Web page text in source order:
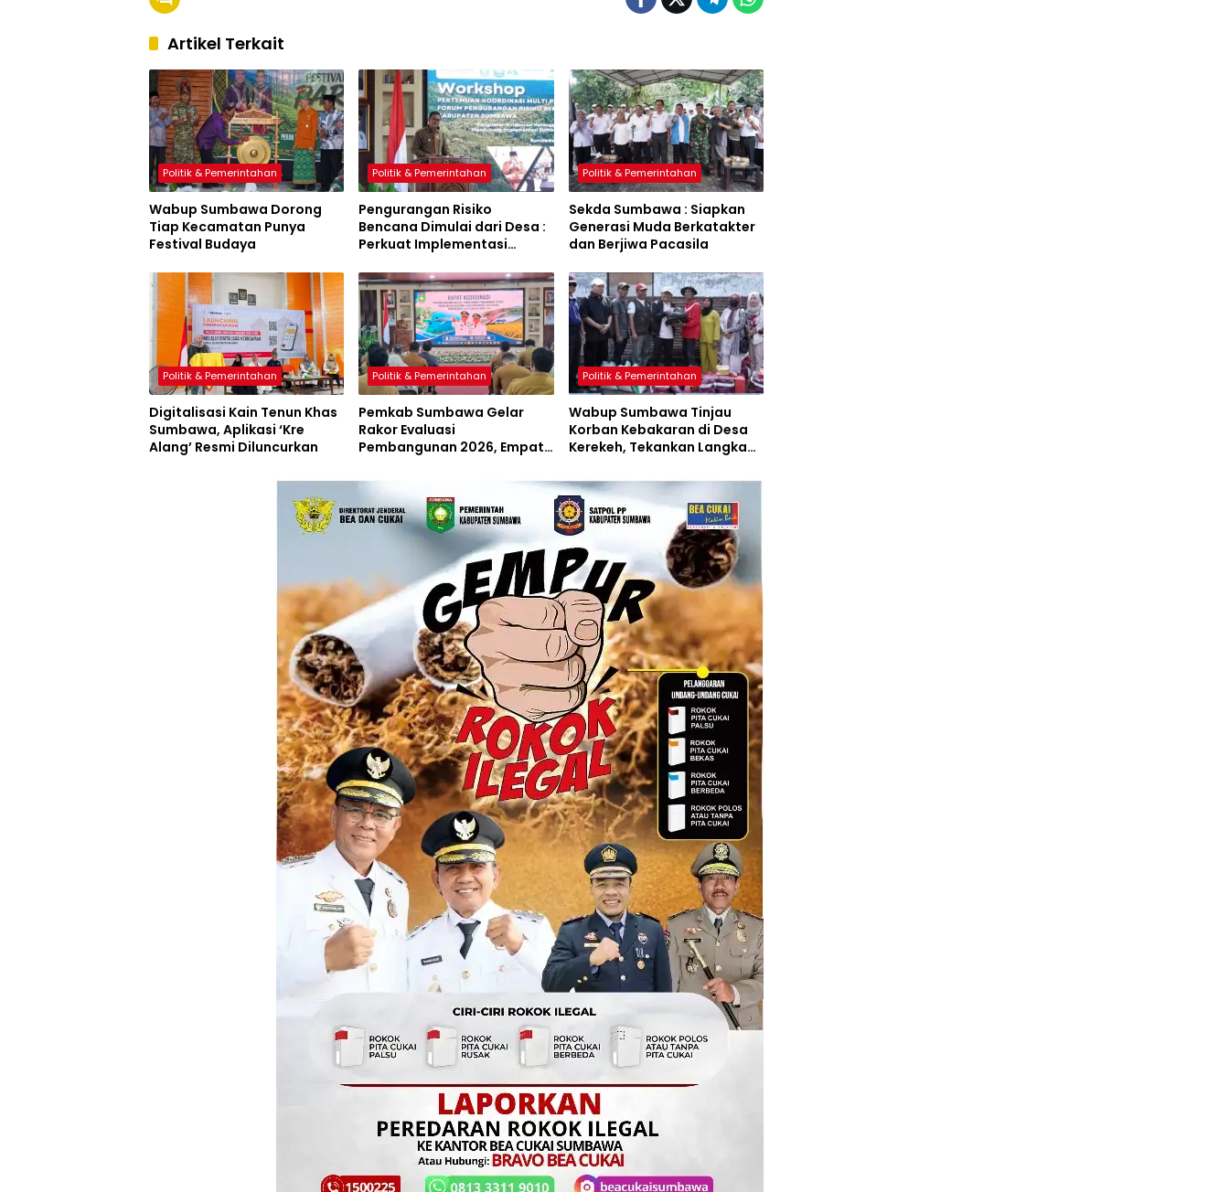
Artikel Terkait
Politik & Pemerintahan
Wabup Sumbawa Dorong
Tiap Kecamatan Punya
Festival Budaya
Politik & Pemerintahan
Pengurangan Risiko
Bencana Dimulai dari Desa :
Perkuat Implementasi
Politik & Pemerintahan
Sekda Sumbawa : Siapkan
Generasi Muda Berkatakter
dan Berjiwa Pacasila
Politik & Pemerintahan
Digitalisasi Kain Tenun Khas
Sumbawa, Aplikasi ‘Kre
Alang’ Resmi Diluncurkan
Politik & Pemerintahan
Pemkab Sumbawa Gelar
Rakor Evaluasi
Pembangunan 2026, Empat
Resmi Diluncurkan
Politik & Pemerintahan
Wabup Sumbawa Tinjau
Korban Kebakaran di Desa
Kerekeh, Tekankan Langkah